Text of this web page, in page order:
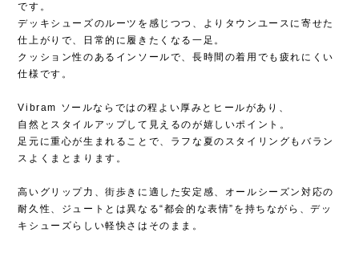
です。
デッキシューズのルーツを感じつつ、よりタウンユースに寄せた
仕上がりで、日常的に履きたくなる一足。
クッション性のあるインソールで、長時間の着用でも疲れにくい
仕様です。
Vibram ソールならではの程よい厚みとヒールがあり、
自然とスタイルアップして見えるのが嬉しいポイント。
足元に重心が生まれることで、ラフな夏のスタイリングもバラン
スよくまとまります。
高いグリップ力、街歩きに適した安定感、オールシーズン対応の
耐久性、ジュートとは異なる“都会的な表情”を持ちながら、デッ
キシューズらしい軽快さはそのまま。